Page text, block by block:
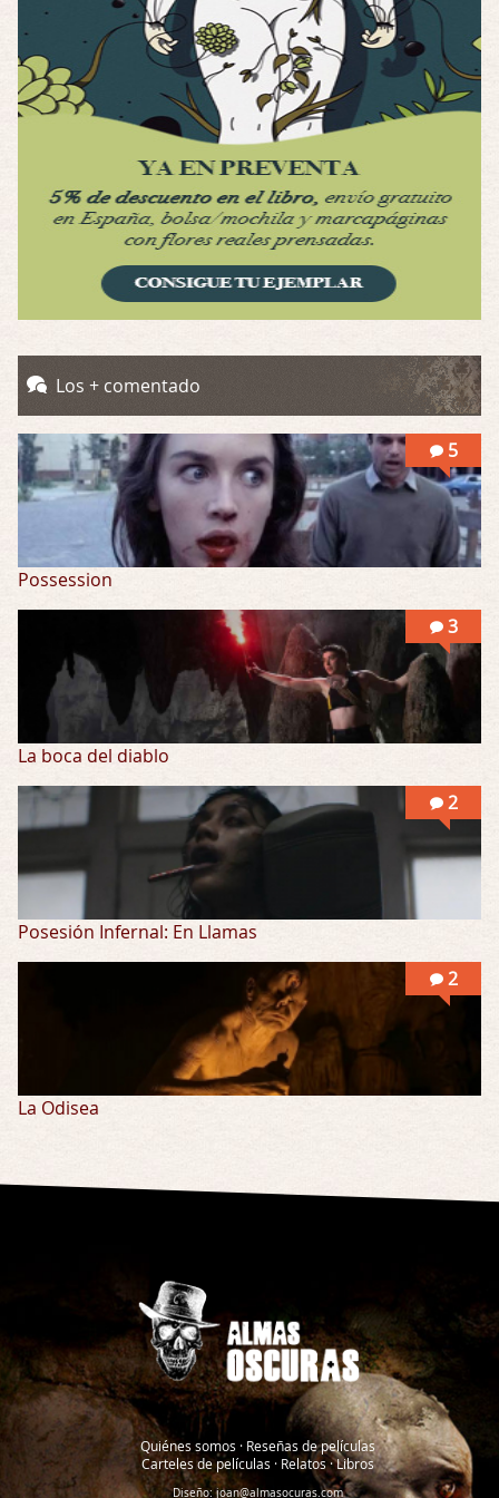
Possession
Por: Luar
Se llama la posesión en castellano, está …
Por: Mariano
Una película normalita, nada del otro mun …
Obsession
Possession
Por: Mountain
Llevo toda una vida para verla y nunca lo …
Los + comentado
5
Possession
3
La boca del diablo
2
Posesión Infernal: En Llamas
2
La Odisea
Quiénes somos · Reseñas de películas
Carteles de películas · Relatos·Libros
Diseño:joan@almasocuras.com